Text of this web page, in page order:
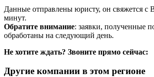
Данные отправлены юристу, он свяжется с
минут.
Обратите внимание: заявки, полученные
обработаны на следующий день.
Не хотите ждать? Звоните прямо сейчас:
Другие компании в этом регионе